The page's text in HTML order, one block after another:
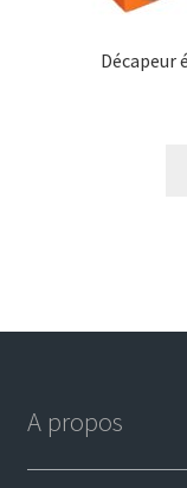
Décapeur
A propos